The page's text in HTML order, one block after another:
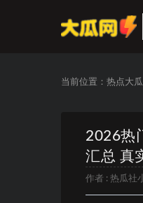
当前位置： 热点大
2026热
汇总 真
作者 : 热瓜社